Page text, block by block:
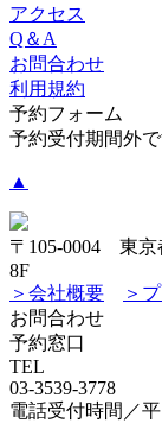
アクセス
Q＆A
お問合わせ
利用規約
予約フォーム
予約受付期間外で
▲
〒105-0004 東京
8F
＞会社概要
＞
お問合わせ
予約窓口
TEL
03-3539-3778
電話受付時間／